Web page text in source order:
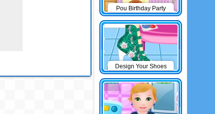
Pou Birthday Party
Design Your Shoes